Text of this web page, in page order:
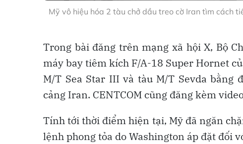
Mỹ vô hiệu hóa 2 tàu chở dầu treo cờ Iran tìm cách
Trong bài đăng trên mạng xã hội X, Bộ
máy bay tiêm kích F/A-18 Super Hornet
M/T Sea Star III và tàu M/T Sevda
cảng Iran. CENTCOM cũng đăng kèm
Tính tới thời điểm hiện tại, Mỹ đã ngăn
lệnh phong tỏa do Washington áp đặt đối